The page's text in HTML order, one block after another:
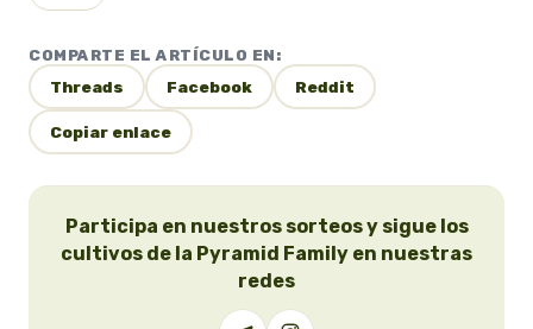
COMPARTE EL ARTÍCULO EN:
Threads Facebook Reddit
Copiar enlace
Participa en nuestros sorteos y sigue los
cultivos de la Pyramid Family en nuestras
redes